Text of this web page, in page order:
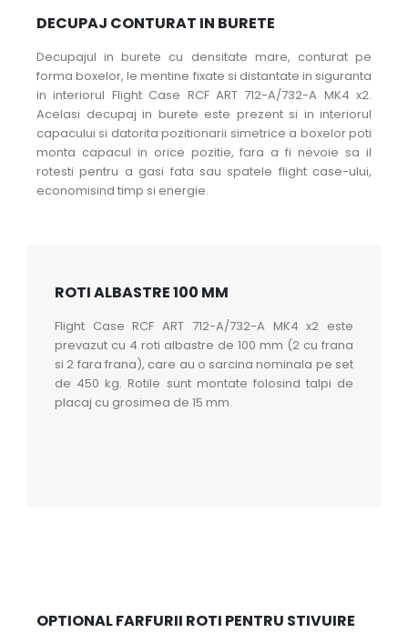
DECUPAJ CONTURAT IN BURETE
Decupajul in burete cu densitate mare, conturat pe
forma boxelor, le mentine fixate si distantate in siguranta
in interiorul Flight Case RCF ART 712-A/732-A MK4 x2.
Acelasi decupaj in burete este prezent si in interiorul
capacului si datorita pozitionarii simetrice a boxelor poti
monta capacul in orice pozitie, fara a fi nevoie sa il
rotesti pentru a gasi fata sau spatele flight case-ului,
economisind timp si energie.
ROTI ALBASTRE 100 MM
Flight Case RCF ART 712-A/732-A MK4 x2 este
prevazut cu 4 roti albastre de 100 mm (2 cu frana
si 2 fara frana), care au o sarcina nominala pe set
de 450 kg. Rotile sunt montate folosind talpi de
placaj cu grosimea de 15 mm.
OPTIONAL FARFURII ROTI PENTRU STIVUIRE